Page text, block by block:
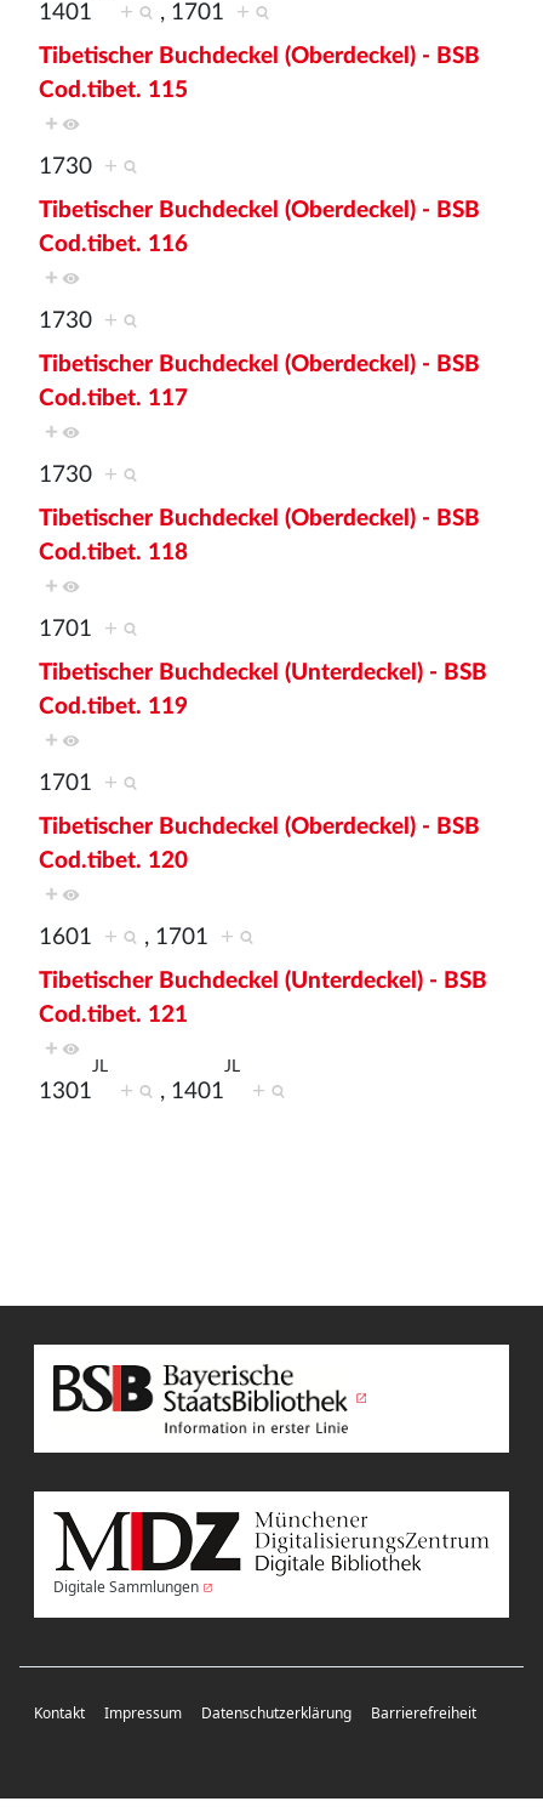
1401
+ , 1701 +
Tibetischer Buchdeckel (Oberdeckel) - BSB
Cod.tibet. 115
+
1730 +
Tibetischer Buchdeckel (Oberdeckel) - BSB
Cod.tibet. 116
+
1730 +
Tibetischer Buchdeckel (Oberdeckel) - BSB
Cod.tibet. 117
+
1730 +
Tibetischer Buchdeckel (Oberdeckel) - BSB
Cod.tibet. 118
+
1701 +
Tibetischer Buchdeckel (Unterdeckel) - BSB
Cod.tibet. 119
+
1701 +
Tibetischer Buchdeckel (Oberdeckel) - BSB
Cod.tibet. 120
+
1601 + , 1701 +
Tibetischer Buchdeckel (Unterdeckel) - BSB
Cod.tibet. 121
+
1301
JL
+ , 1401
JL
+
Digitale Sammlungen
Kontakt Impressum Datenschutzerklärung Barrierefreiheit